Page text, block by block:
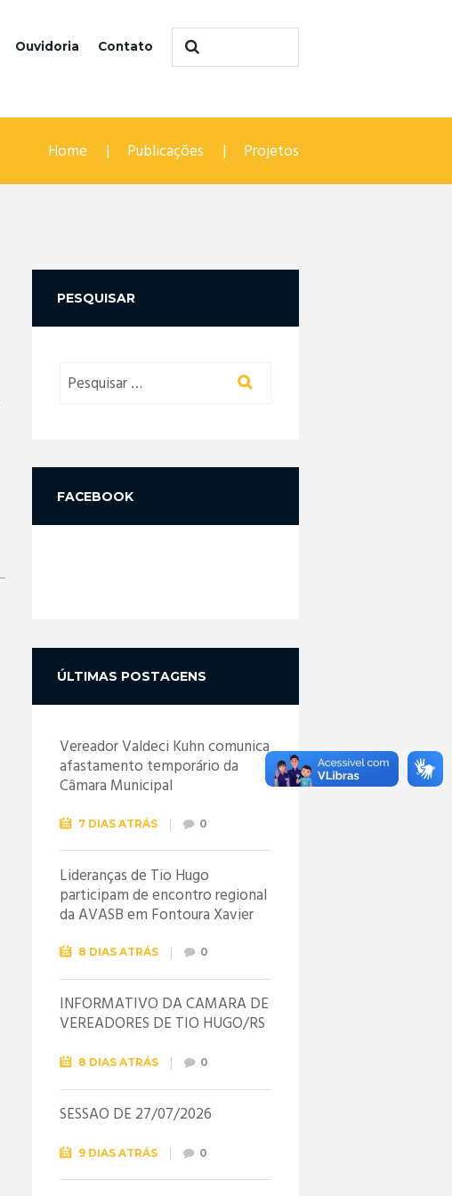
Ouvidoria Contato
Home Publicações Projetos
PESQUISAR
FACEBOOK
ÚLTIMAS POSTAGENS
Vereador Valdeci Kuhn comunica
afastamento temporário da
Câmara Municipal
7 DIAS ATRÁS 0
Lideranças de Tio Hugo
participam de encontro regional
da AVASB em Fontoura Xavier
8 DIAS ATRÁS 0
INFORMATIVO DA CÂMARA DE
VEREADORES DE TIO HUGO/RS
8 DIAS ATRÁS 0
SESSÃO DE 27/07/2026
9 DIAS ATRÁS 0